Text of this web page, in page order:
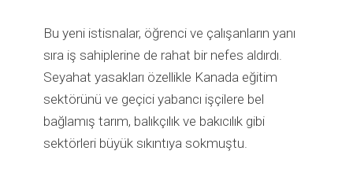
Bu yeni istisnalar, öğrenci ve çalışanların yanı
sıra iş sahiplerine de rahat bir nefes aldırdı.
Seyahat yasakları özellikle Kanada eğitim
sektörünü ve geçici yabancı işçilere bel
bağlamış tarım, balıkçılık ve bakıcılık gibi
sektörleri büyük sıkıntıya sokmuştu.